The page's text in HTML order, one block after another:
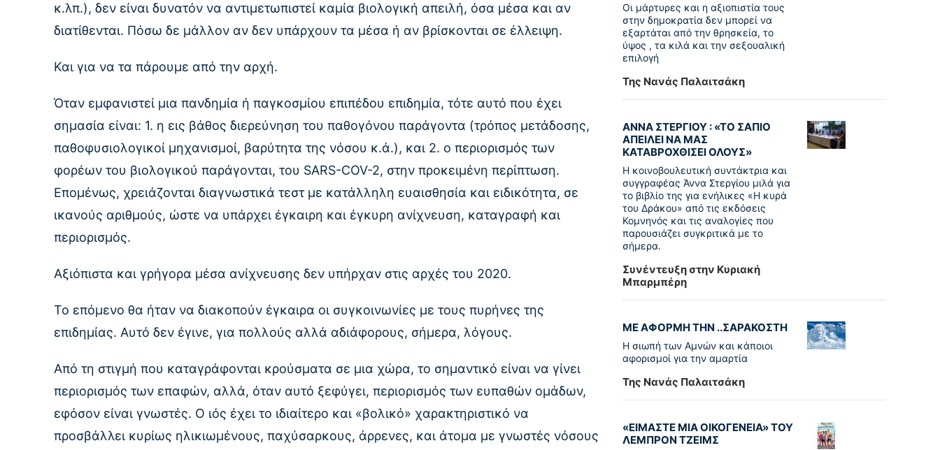
κ.λπ.), δεν είναι δυνατόν να αντιμετωπιστεί καμία βιολογική απειλή, όσα μέσα και αν
διατίθενται. Πόσω δε μάλλον αν δεν υπάρχουν τα μέσα ή αν βρίσκονται σε έλλειψη.
Και για να τα πάρουμε από την αρχή.
Όταν εμφανιστεί μια πανδημία ή παγκοσμίου επιπέδου επιδημία, τότε αυτό που έχει
σημασία είναι: 1. η εις βάθος διερεύνηση του παθογόνου παράγοντα (τρόπος μετάδοσης,
παθοφυσιολογικοί μηχανισμοί, βαρύτητα της νόσου κ.ά.), και 2. ο περιορισμός των
φορέων του βιολογικού παράγονται, του SARS-COV-2, στην προκειμένη περίπτωση.
Επομένως, χρειάζονται διαγνωστικά τεστ με κατάλληλη ευαισθησία και ειδικότητα, σε
ικανούς αριθμούς, ώστε να υπάρχει έγκαιρη και έγκυρη ανίχνευση, καταγραφή και
περιορισμός.
Αξιόπιστα και γρήγορα μέσα ανίχνευσης δεν υπήρχαν στις αρχές του 2020.
Το επόμενο θα ήταν να διακοπούν έγκαιρα οι συγκοινωνίες με τους πυρήνες της
επιδημίας. Αυτό δεν έγινε, για πολλούς αλλά αδιάφορους, σήμερα, λόγους.
Από τη στιγμή που καταγράφονται κρούσματα σε μια χώρα, το σημαντικό είναι να γίνει
περιορισμός των επαφών, αλλά, όταν αυτό ξεφύγει, περιορισμός των ευπαθών ομάδων,
εφόσον είναι γνωστές. Ο ιός έχει το ιδιαίτερο και «βολικό» χαρακτηριστικό να
προσβάλλει κυρίως ηλικιωμένους, παχύσαρκους, άρρενες, και άτομα με γνωστές νόσους
Οι μάρτυρες και η αξιοπιστία τους
στην δημοκρατία δεν μπορεί να
εξαρτάται από την θρησκεία, το
ύψος , τα κιλά και την σεξουαλική
επιλογή
Της Νανάς Παλαιτσάκη
ΑΝΝΑ ΣΤΕΡΓΙΟΥ : «ΤΟ ΣΑΠΙΟ
ΑΠΕΙΛΕΙ ΝΑ ΜΑΣ
ΚΑΤΑΒΡΟΧΘΙΣΕΙ ΟΛΟΥΣ»
Η κοινοβουλευτική συντάκτρια και
συγγραφέας Άννα Στεργίου μιλά για
το βιβλίο της για ενήλικες «Η κυρά
του Δράκου» από τις εκδόσεις
Κομνηνός και τις αναλογίες που
παρουσιάζει συγκριτικά με το
σήμερα.
Συνέντευξη στην Κυριακή
Μπαρμπέρη
ΜΕ ΑΦΟΡΜΗ ΤΗΝ ..ΣΑΡΑΚΟΣΤΗ
Η σιωπή των Αμνών και κάποιοι
αφορισμοί για την αμαρτία
Της Νανάς Παλαιτσάκη
«ΕΙΜΑΣΤΕ ΜΙΑ ΟΙΚΟΓΕΝΕΙΑ» ΤΟΥ
ΛΕΜΠΡΟΝ ΤΖΕΙΜΣ